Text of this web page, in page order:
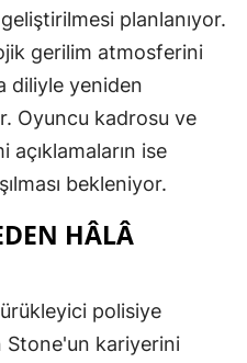
planlanıyor.
gerilim atmosferini
diliyle yeniden
Oyuncu kadrosu ve
ise
bekleniyor.
HÂLÂ
polisiye
Stone'un kariyerini